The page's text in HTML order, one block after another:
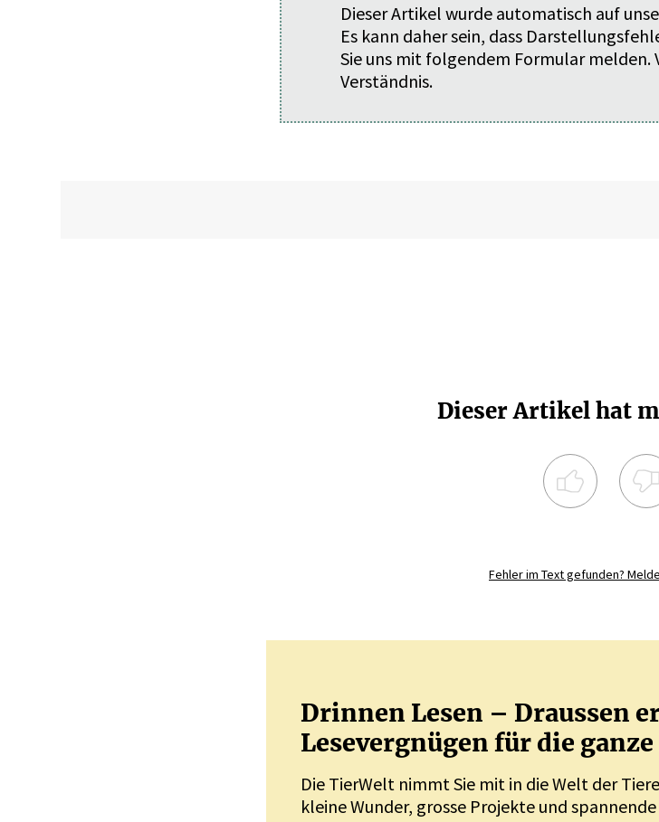
Dieser Artikel wurde automatisch auf
Es kann daher sein, dass
Sie uns mit folgendem Formularmelden.
Verständnis.
Dieser Artikel hat
JETZT
Fehler im Text gefunden?
Drinnen Lesen – Draussen
Lesevergnügen für die
Die TierWelt nimmt Sie mit in die Welt der
kleine Wunder, grosse Projekte und